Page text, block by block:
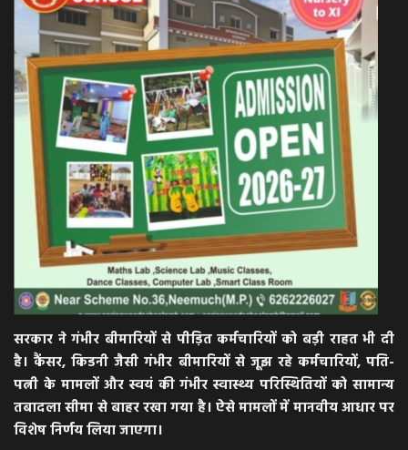
सरकार ने गंभीर बीमारियों से पीड़ित कर्मचारियों को बड़ी राहत भी दी
है। कैंसर, किडनी जैसी गंभीर बीमारियों से जूझ रहे कर्मचारियों, पति-
पत्नी के मामलों और स्वयं की गंभीर स्वास्थ्य परिस्थितियों को सामान्य
तबादला सीमा से बाहर रखा गया है। ऐसे मामलों में मानवीय आधार पर
विशेष निर्णय लिया जाएगा।